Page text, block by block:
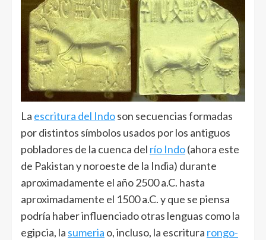
La escritura del Indoson secuencias formadas
por distintos símbolos usados por los antiguos
pobladores de la cuenca del río Indo(ahora este
de Pakistan y noroeste de la India) durante
aproximadamente el año 2500 a.C. hasta
aproximadamente el 1500 a.C. y que se piensa
podría haber influenciado otras lenguas como la
egipcia, la sumeria o, incluso, la escritura rongo-